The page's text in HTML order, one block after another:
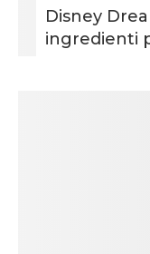
Disney
ingredienti